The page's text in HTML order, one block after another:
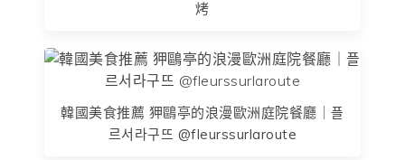
烤
韓國美食推薦 狎鷗亭的浪漫歐洲庭院餐廳｜플
르서라구뜨 @fleurssurlaroute